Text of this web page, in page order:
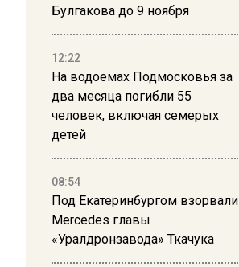
Булгакова до 9 ноября
12:22
На водоемах Подмосковья за
два месяца погибли 55
человек, включая семерых
детей
08:54
Под Екатеринбургом взорвали
Mercedes главы
«Уралдронзавода» Ткачука